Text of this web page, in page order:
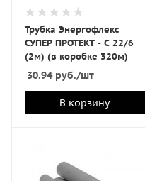
Трубка Энергофлекс
СУПЕР ПРОТЕКТ - С 22/6
(2м) (в коробке 320м)
30.94руб./шт
В корзину